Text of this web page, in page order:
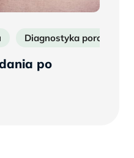
Diagnostyka poronień
po